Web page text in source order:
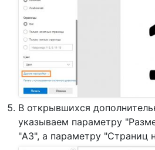
В открывшихся
указываем параметру
"A3", а параметру "Страниц